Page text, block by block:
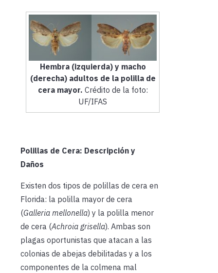
Hembra (izquierda) y macho
(derecha) adultos de la polilla de
cera mayor. Crédito de la foto:
UF/IFAS
Polillas de Cera: Descripción y
Daños
Existen dos tipos de polillas de cera en
Florida: la polilla mayor de cera
(Galleria mellonella) y la polilla menor
de cera (Achroia grisella). Ambas son
plagas oportunistas que atacan a las
colonias de abejas debilitadas y a los
componentes de la colmena mal